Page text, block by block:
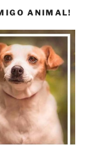
ANIMAL!